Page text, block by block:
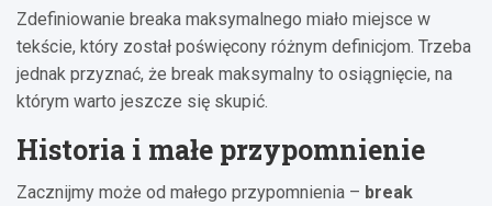
Zdefiniowanie breaka maksymalnego miało miejsce w
tekście, który został poświęcony różnym definicjom. Trzeba
jednak przyznać, że break maksymalny to osiągnięcie, na
którym warto jeszcze się skupić.
Historia i małe przypomnienie
Zacznijmy może od małego przypomnienia – break